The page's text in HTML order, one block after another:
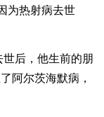
为热射病去世
世后，他生前的朋
阿尔茨海默病，